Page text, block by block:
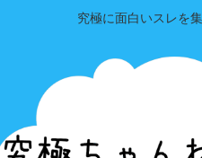
究極に面白いスレを